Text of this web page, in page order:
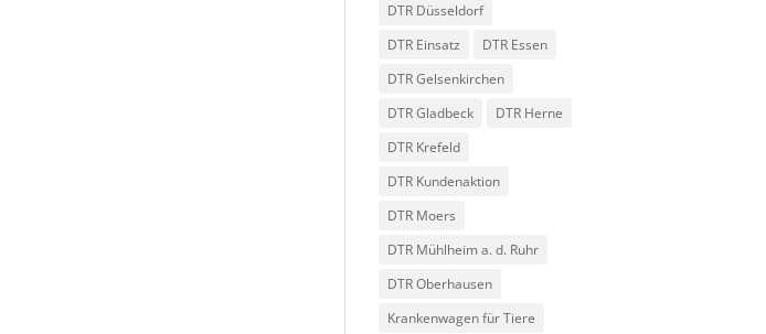
DTR Düsseldorf
DTR Einsatz
DTR Essen
DTR Gelsenkirchen
DTR Gladbeck
DTR Herne
DTR Krefeld
DTR Kundenaktion
DTR Moers
DTR Mühlheim a. d. Ruhr
DTR Oberhausen
Krankenwagen für Tiere